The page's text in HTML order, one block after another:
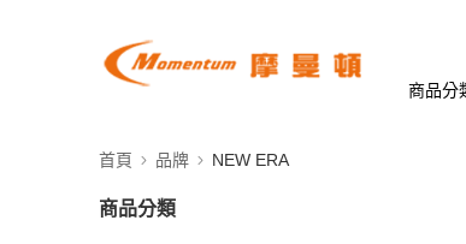
商品分
首頁 品牌 NEW ERA
商品分類